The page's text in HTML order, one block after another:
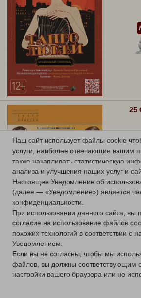
Наш сайт использует файлы cookie
услуги, наиболее отвечающие вашим
также накапливать статистическую
анализа и улучшения наших услуг и
Настоящее Уведомление об
(далее — «Уведомление») является
конфиденциальности.
При использовании данного сайта, вы
согласие на использование файлов
похожих технологий в соответствии с
Уведомлением.
Если вы не согласны, чтобы мы
файлов, вы должны соответствующим
настройки вашего браузера или не
25
26